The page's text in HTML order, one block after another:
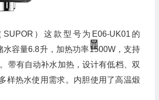
）这款型号为E06-UK01的
水容量6.8升，加热功率1500W，支持
带有自动补水加热，设计有低档、双
样热水使用需求。内胆使用了高温煅